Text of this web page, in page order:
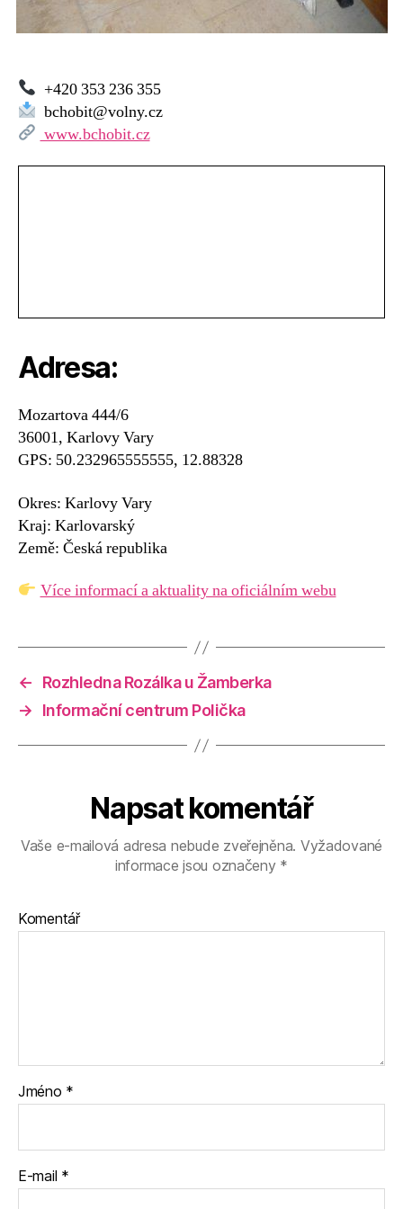
+420 353 236 355
bchobit@volny.cz
www.bchobit.cz
Adresa:
Mozartova 444/6
36001, Karlovy Vary
GPS: 50.232965555555, 12.88328
Okres: Karlovy Vary
Kraj: Karlovarský
Země: Česká republika
Více informací a aktuality na oficiálním webu
←
Rozhledna Rozálka u Žamberka
→
Informační centrum Polička
Napsat komentář
Vaše e-mailová adresa nebude zveřejněna. Vyžadované
informace jsou označeny *
Komentář
Jméno *
E-mail *